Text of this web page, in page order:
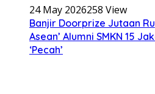
24 May 2026258 View
Banjir Doorprize Jutaan
Asean’ Alumni SMKN 15
‘Pecah’